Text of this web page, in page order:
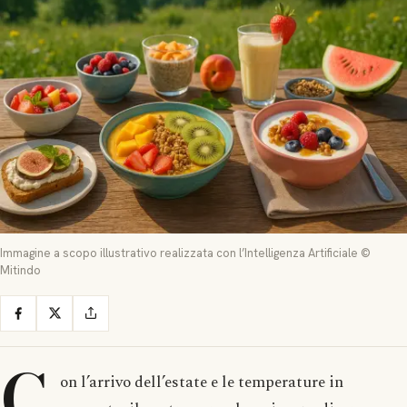
Immagine a scopo illustrativo realizzata con l’Intelligenza Artificiale ©
Mitindo
on l’arrivo dell’estate e le temperature in